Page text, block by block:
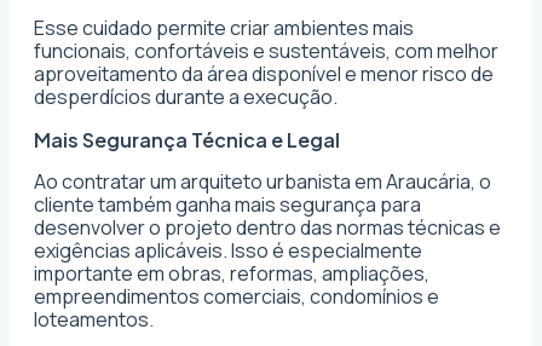
Esse cuidado permite criar ambientes mais
funcionais, confortáveis e sustentáveis, com melhor
aproveitamento da área disponível e menor risco de
desperdícios durante a execução.
Mais Segurança Técnica e Legal
Ao contratar um arquiteto urbanista em Araucária, o
cliente também ganha mais segurança para
desenvolver o projeto dentro das normas técnicas e
exigências aplicáveis. Isso é especialmente
importante em obras, reformas, ampliações,
empreendimentos comerciais, condomínios e
loteamentos.